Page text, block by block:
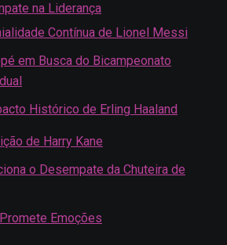
na Liderança
Contínua de Lionel Messi
em Busca do Bicampeonato
Histórico de Erling Haaland
de Harry Kane
o Desempate da Chuteira de
Emoções